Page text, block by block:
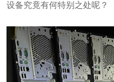
设备究竟有何特别之处呢？